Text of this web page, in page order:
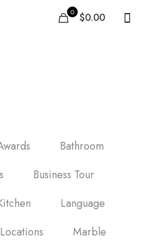
0 $0.00
Bathroom
Business Tour
Language
Locations
Marble